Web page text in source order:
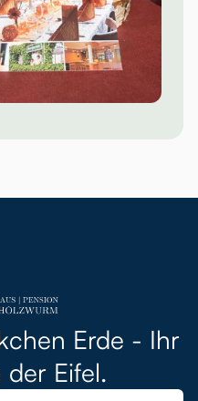
Erde - Ihr
der Eifel.